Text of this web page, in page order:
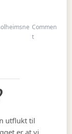
Commen
ton Julebordet
utflukt til